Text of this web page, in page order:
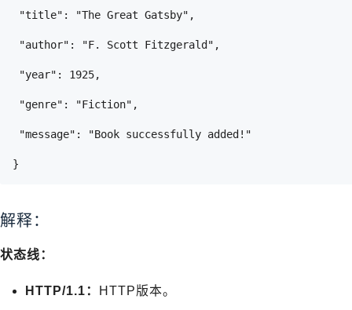
"title": "The Great Gatsby",
"author": "F. Scott Fitzgerald",
"year": 1925,
"genre": "Fiction",
"message": "Book successfully added!"
}
解释：
状态线：
HTTP/1.1：
HTTP版本。